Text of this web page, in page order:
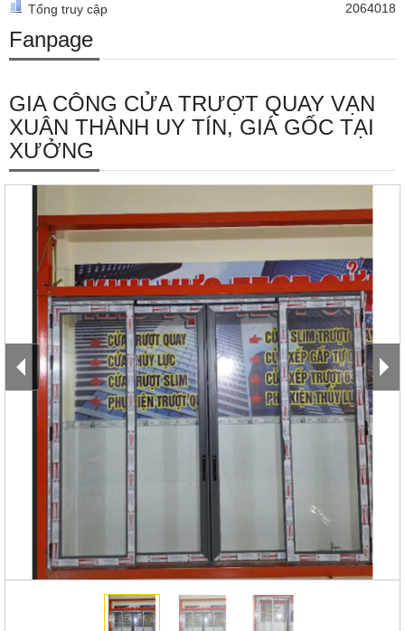
Tổng truy cập
2064018
Fanpage
GIA CÔNG CỬA TRƯỢT QUAY VẠN
XUÂN THÀNH UY TÍN, GIÁ GỐC TẠI
XƯỞNG